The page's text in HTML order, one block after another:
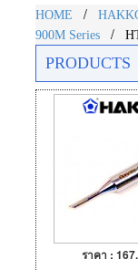
HOME /
900M Series /
PRODUCTS
ราคา :